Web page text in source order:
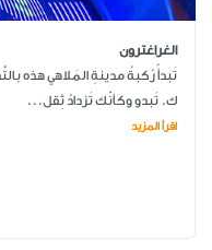
الغراغترون
تَبدأُ رُكبةُ مدينةِ المَلاهي هذه
ك. تَبدو وكأنّك تَزدادُ ثِقل...
اقرأ المزيد